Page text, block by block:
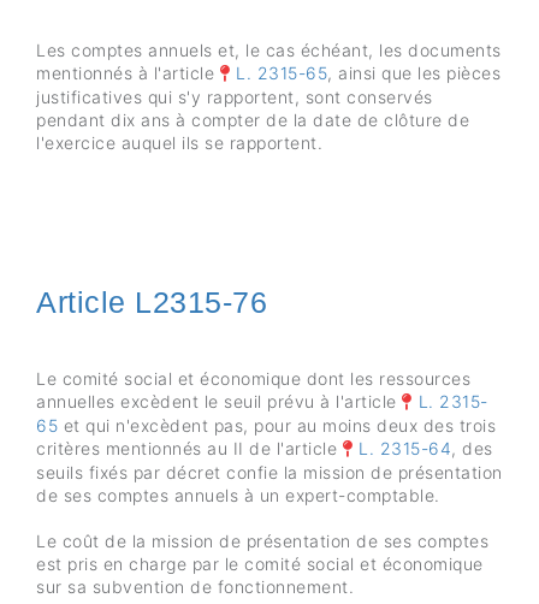
Les comptes annuels et, le cas échéant, les documents
mentionnés à l'article
L. 2315-65, ainsi que les pièces
justificatives qui s'y rapportent, sont conservés
pendant dix ans à compter de la date de clôture de
l'exercice auquel ils se rapportent.
Article L2315-76
Le comité social et économique dont les ressources
annuelles excèdent le seuil prévu à l'article
L. 2315-
65 et qui n'excèdent pas, pour au moins deux des trois
critères mentionnés au II de l'article
L. 2315-64, des
seuils fixés par décret confie la mission de présentation
de ses comptes annuels à un expert-comptable.
Le coût de la mission de présentation de ses comptes
est pris en charge par le comité social et économique
sur sa subvention de fonctionnement.